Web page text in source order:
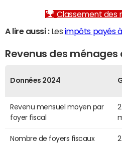
Classement des
A lire aussi :Les impôts payés
Revenus des ménages
Données 2024
Revenu mensuel moyen par
foyer fiscal
Nombre de foyers fiscaux